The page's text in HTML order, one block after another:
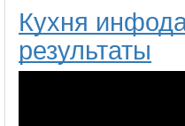
Кухня
результаты